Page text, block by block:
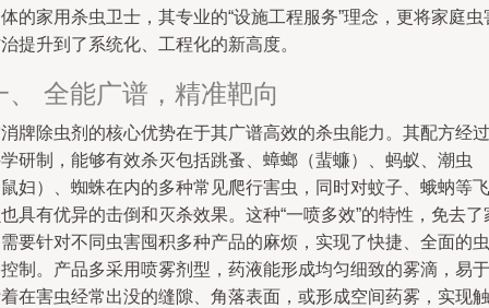
的家用杀虫卫士，其专业的“设施工程服务”理念，更将家庭虫
提升到了系统化、工程化的新高度。
、 全能广谱，精准靶向
牌除虫剂的核心优势在于其广谱高效的杀虫能力。其配方经过
研制，能够有效杀灭包括跳蚤、蟑螂（蜚蠊）、蚂蚁、潮虫
妇）、蜘蛛在内的多种常见爬行害虫，同时对蚊子、蛾蚋等飞
具有优异的击倒和灭杀效果。这种“一喷多效”的特性，免去了
要针对不同虫害囤积多种产品的麻烦，实现了快捷、全面的虫
制。产品多采用喷雾剂型，药液能形成均匀细致的雾滴，易于
在害虫经常出没的缝隙、角落表面，或形成空间药雾，实现触